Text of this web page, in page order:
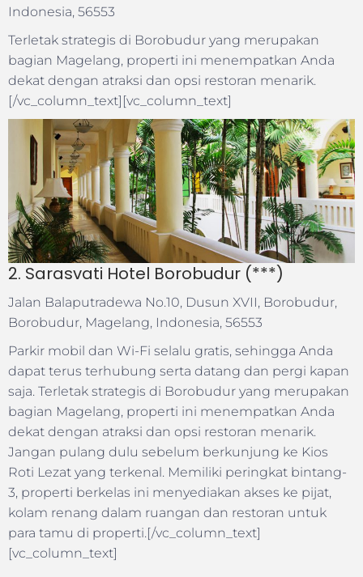
Indonesia, 56553
Terletak strategis di Borobudur yang merupakan
bagian Magelang, properti ini menempatkan Anda
dekat dengan atraksi dan opsi restoran menarik.
[/vc_column_text][vc_column_text]
2. Sarasvati Hotel Borobudur (***)
Jalan Balaputradewa No.10, Dusun XVII, Borobudur,
Borobudur, Magelang, Indonesia, 56553
Parkir mobil dan Wi-Fi selalu gratis, sehingga Anda
dapat terus terhubung serta datang dan pergi kapan
saja. Terletak strategis di Borobudur yang merupakan
bagian Magelang, properti ini menempatkan Anda
dekat dengan atraksi dan opsi restoran menarik.
Jangan pulang dulu sebelum berkunjung ke Kios
Roti Lezat yang terkenal. Memiliki peringkat bintang-
3, properti berkelas ini menyediakan akses ke pijat,
kolam renang dalam ruangan dan restoran untuk
para tamu di properti.[/vc_column_text]
[vc_column_text]